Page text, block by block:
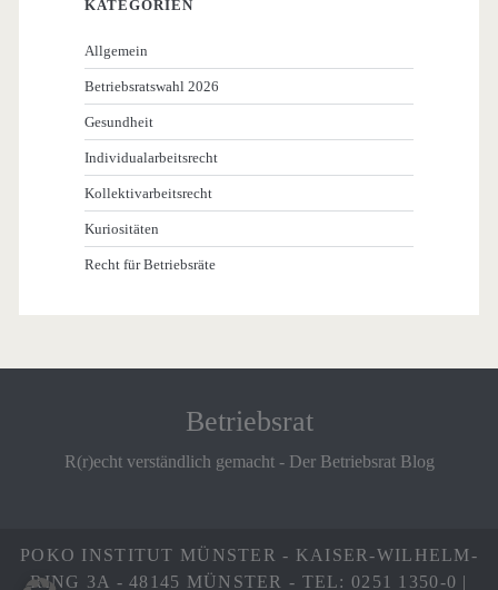
KATEGORIEN
Allgemein
Betriebsratswahl 2026
Gesundheit
Individualarbeitsrecht
Kollektivarbeitsrecht
Kuriositäten
Recht für Betriebsräte
Betriebsrat
R(r)echt verständlich gemacht - Der Betriebsrat Blog
POKO INSTITUT MÜNSTER - KAISER-WILHELM-
RING 3A - 48145 MÜNSTER - TEL: 0251 1350-0 |